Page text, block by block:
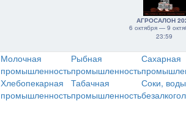
АГРОСАЛОН
6 октября — 9
23:59
Молочная
промышленность
Рыбная
промышленность
Сахарная
Хлебопекарная
промышленность
Табачная
промышленность
Соки,